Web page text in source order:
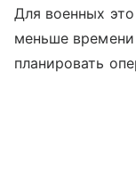
Для военных
меньше
планировать